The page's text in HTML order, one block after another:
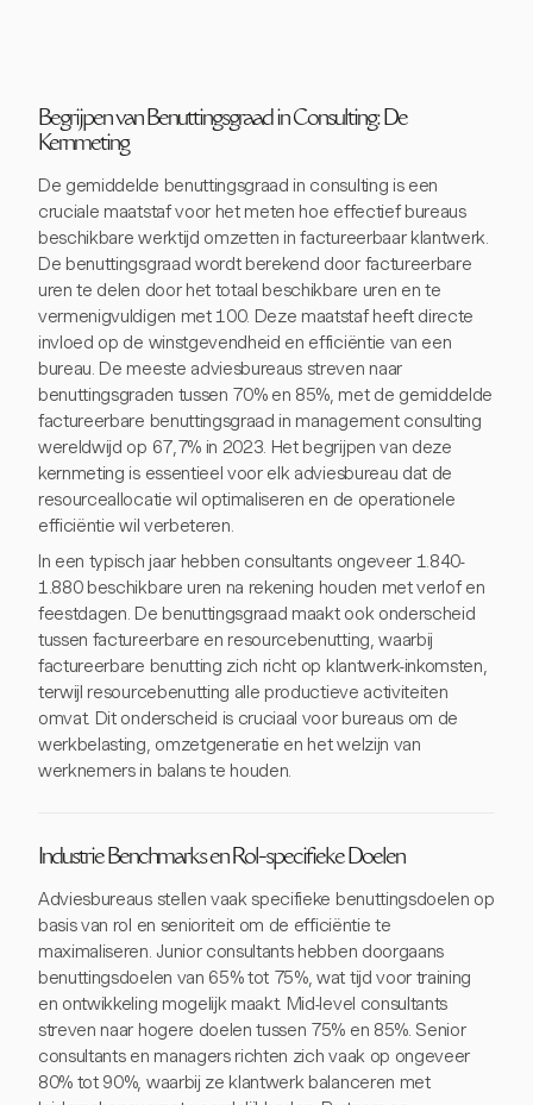
Begrijpen van Benuttingsgraad in Consulting: De
Kernmeting
De gemiddelde benuttingsgraad in consulting is een
cruciale maatstaf voor het meten hoe effectief bureaus
beschikbare werktijd omzetten in factureerbaar klantwerk.
De benuttingsgraad wordt berekend door factureerbare
uren te delen door het totaal beschikbare uren en te
vermenigvuldigen met 100. Deze maatstaf heeft directe
invloed op de winstgevendheid en efficiëntie van een
bureau. De meeste adviesbureaus streven naar
benuttingsgraden tussen 70% en 85%, met de gemiddelde
factureerbare benuttingsgraad in management consulting
wereldwijd op 67,7% in 2023. Het begrijpen van deze
kernmeting is essentieel voor elk adviesbureau dat de
resourceallocatie wil optimaliseren en de operationele
efficiëntie wil verbeteren.
In een typisch jaar hebben consultants ongeveer 1.840-
1.880 beschikbare uren na rekening houden met verlof en
feestdagen. De benuttingsgraad maakt ook onderscheid
tussen factureerbare en resourcebenutting, waarbij
factureerbare benutting zich richt op klantwerk-inkomsten,
terwijl resourcebenutting alle productieve activiteiten
omvat. Dit onderscheid is cruciaal voor bureaus om de
werkbelasting, omzetgeneratie en het welzijn van
werknemers in balans te houden.
Industrie Benchmarks en Rol-specifieke Doelen
Adviesbureaus stellen vaak specifieke benuttingsdoelen op
basis van rol en senioriteit om de efficiëntie te
maximaliseren. Junior consultants hebben doorgaans
benuttingsdoelen van 65% tot 75%, wat tijd voor training
en ontwikkeling mogelijk maakt. Mid-level consultants
streven naar hogere doelen tussen 75% en 85%. Senior
consultants en managers richten zich vaak op ongeveer
80% tot 90%, waarbij ze klantwerk balanceren met